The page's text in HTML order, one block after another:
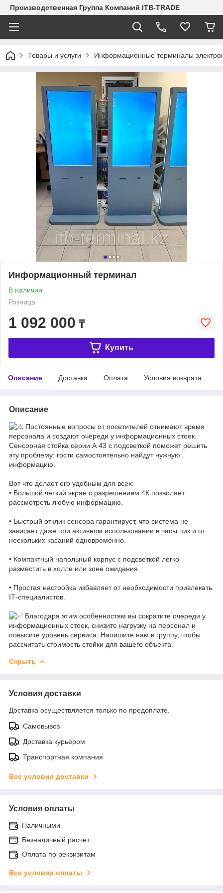
Производственная Группа Компаний ITB-TRADE
Товары и услуги Информационные терминалы
Информационный терминал
В наличии
Розница
1 092 000 ₸
Купить
Описание Доставка Оплата Условия возврата
Описание
Постоянные вопросы от посетителей отнимают время
персонала и создают очереди у информационных стоек.
Сенсорная стойка серии А 43 с подсветкой поможет решить
эту проблему: гости самостоятельно найдут нужную
информацию.
Вот что делает его удобным для всех:
• Большой четкий экран с разрешением 4К позволяет
рассмотреть любую информацию.
• Быстрый отклик сенсора гарантирует, что система не
зависает даже при активном использовании в часы пик и от
нескольких касаний одновременно.
• Компактный напольный корпус с подсветкой легко
разместить в холле или зоне ожидания.
• Простая настройка избавляет от необходимости привлекать
IT‑специалистов.
Благодаря этим особенностям вы сократите очереди у
информационных стоек, снизите нагрузку на персонал и
повысите уровень сервиса. Напишите нам в группу, чтобы
рассчитать стоимость стойки для вашего объекта.
Скрыть
Условия доставки
Доставка осуществляется только по предоплате.
Самовывоз
Доставка курьером
Транспортная компания
Все условия доставки
Условия оплаты
Наличными
Безналичный расчет
Оплата по реквизитам
Все условия оплаты